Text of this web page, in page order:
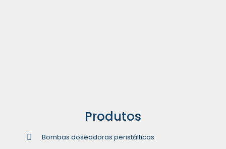
Produtos
Bombas doseadoras peristálticas